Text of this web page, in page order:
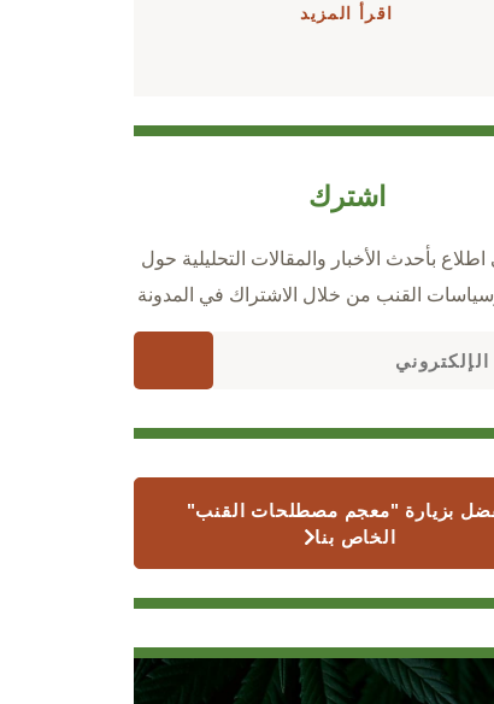
اقرأ المزيد
اشترك
بأحدث الأخبار والمقالات التحليلية حول
القنب من خلال الاشتراك في المدونة
بزيارة "معجم مصطلحات القنب"
الخاص بنا